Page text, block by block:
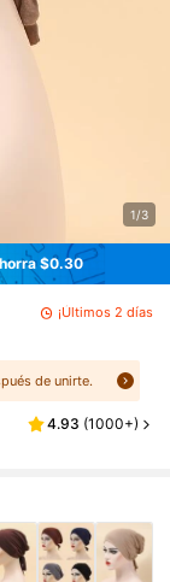
1/3
$0.30
¡Últimos 2 días
de unirte.
4.93 (1000+)